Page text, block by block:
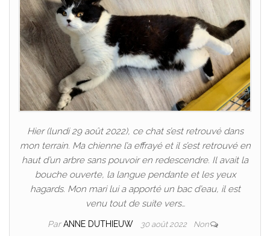
Hier (lundi 29 août 2022), ce chat s’est retrouvé dans
mon terrain. Ma chienne l’a effrayé et il s’est retrouvé en
haut d’un arbre sans pouvoir en redescendre. Il avait la
bouche ouverte, la langue pendante et les yeux
hagards. Mon mari lui a apporté un bac d’eau, il est
venu tout de suite vers…
ParANNE DUTHIEUW 30 août 2022 Non